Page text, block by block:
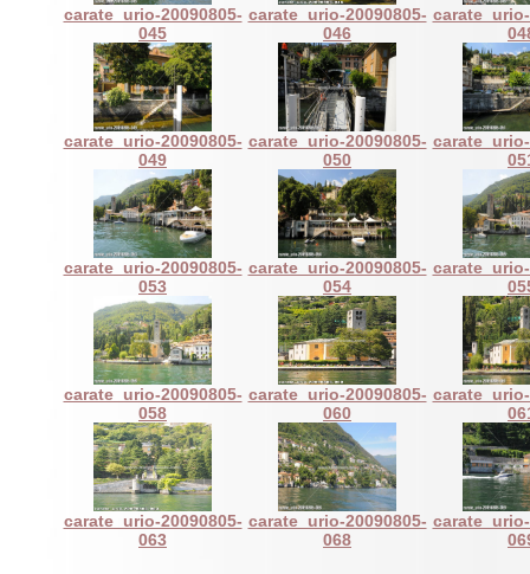
carate_urio-20090805-
045
carate_urio-20090805-
046
carate_urio-20090805-
049
carate_urio-20090805-
050
carate_urio-20090805-
053
carate_urio-20090805-
054
carate_urio-20090805-
058
carate_urio-20090805-
060
carate_urio-20090805-
063
carate_urio-20090805-
068